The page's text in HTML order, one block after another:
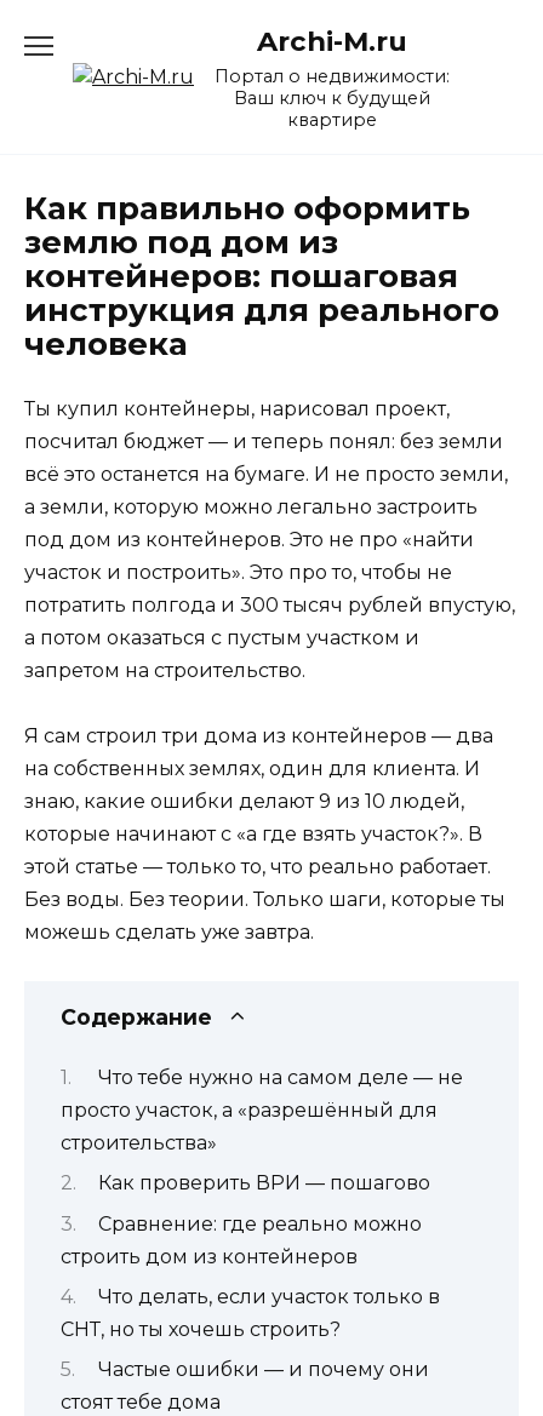
содержанию
Archi-M.ru
Портал о недвижимости:
Ваш ключ к будущей
квартире
Как правильно оформить
землю под дом из
контейнеров: пошаговая
инструкция для реального
человека
Ты купил контейнеры, нарисовал проект,
посчитал бюджет — и теперь понял: без земли
всё это останется на бумаге. И не просто земли,
а земли, которую можно легально застроить
под дом из контейнеров. Это не про «найти
участок и построить». Это про то, чтобы не
потратить полгода и 300 тысяч рублей впустую,
а потом оказаться с пустым участком и
запретом на строительство.
Я сам строил три дома из контейнеров — два
на собственных землях, один для клиента. И
знаю, какие ошибки делают 9 из 10 людей,
которые начинают с «а где взять участок?». В
этой статье — только то, что реально работает.
Без воды. Без теории. Только шаги, которые ты
можешь сделать уже завтра.
Содержание
Что тебе нужно на самом деле — не
просто участок, а «разрешённый для
строительства»
Как проверить ВРИ — пошагово
Сравнение: где реально можно
строить дом из контейнеров
Что делать, если участок только в
СНТ, но ты хочешь строить?
Частые ошибки — и почему они
стоят тебе дома